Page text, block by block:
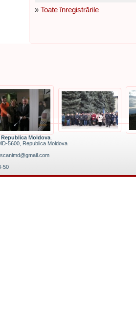
» Toate înregistrările
Moldova
5600, Republica Moldova
50